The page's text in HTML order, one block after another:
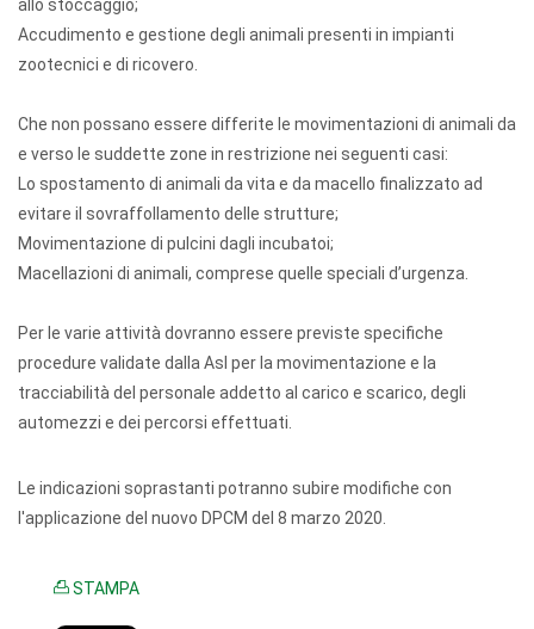
allo stoccaggio;
Accudimento e gestione degli animali presenti in impianti
zootecnici e di ricovero.
Che non possano essere differite le movimentazioni di animali da
e verso le suddette zone in restrizione nei seguenti casi:
Lo spostamento di animali da vita e da macello finalizzato ad
evitare il sovraffollamento delle strutture;
Movimentazione di pulcini dagli incubatoi;
Macellazioni di animali, comprese quelle speciali d’urgenza.
Per le varie attività dovranno essere previste specifiche
procedure validate dalla Asl per la movimentazione e la
tracciabilità del personale addetto al carico e scarico, degli
automezzi e dei percorsi effettuati.
Le indicazioni soprastanti potranno subire modifiche con
l'applicazione del nuovo DPCM del 8 marzo 2020.
STAMPA